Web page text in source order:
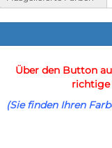
Über den Button
richtige
(Sie finden Ihren